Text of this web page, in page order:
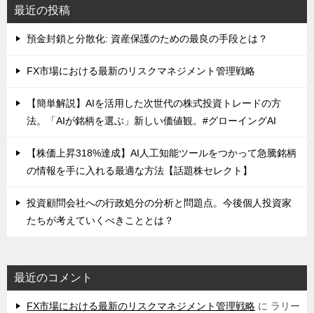
最近の投稿
預金封鎖と分散化: 資産保護のための最良の手段とは？
FX市場における最新のリスクマネジメント管理戦略
【簡単解説】AIを活用した次世代の株式投資トレードの方
法。「AIが銘柄を選ぶ」新しい価値観。#グローイングAI
【株価上昇318%達成】AI人工知能ツールをつかって急騰銘柄
の情報を手に入れる最適な方法【話題株セレクト】
投資顧問会社への行政処分の分析と問題点。今後個人投資家
たちが考えていくべきこととは？
最近のコメント
FX市場における最新のリスクマネジメント管理戦略 に ラリー